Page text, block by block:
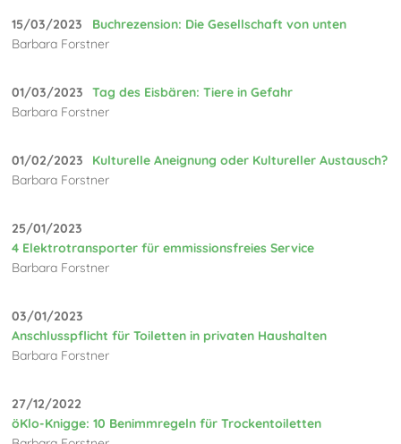
15/03/2023
Buchrezension: Die Gesellschaft von unten
Barbara Forstner
01/03/2023
Tag des Eisbären: Tiere in Gefahr
Barbara Forstner
01/02/2023
Kulturelle Aneignung oder Kultureller Austausch?
Barbara Forstner
25/01/2023
4 Elektrotransporter für emmissionsfreies Service
Barbara Forstner
03/01/2023
Anschlusspflicht für Toiletten in privaten Haushalten
Barbara Forstner
27/12/2022
öKlo-Knigge: 10 Benimmregeln für Trockentoiletten